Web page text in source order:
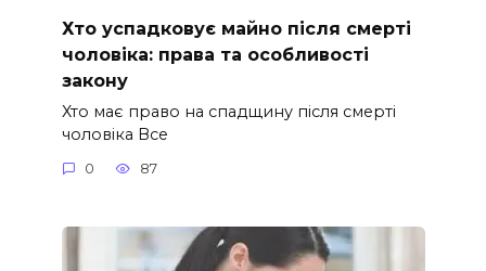
Хто успадковує майно після смерті
чоловіка: права та особливості
закону
Хто має право на спадщину після смерті
чоловіка Все
0 87